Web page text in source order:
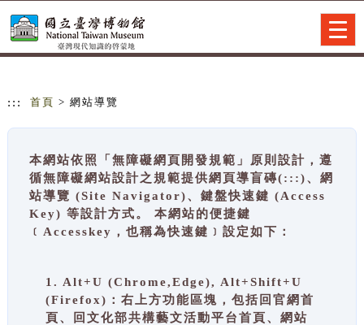
::: 首頁 > 網站導覽
本網站依照「無障礙網頁開發規範」原則設計，遵
循無障礙網站設計之規範提供網頁導盲磚(:::)、網
站導覽 (Site Navigator)、鍵盤快速鍵 (Access
Key) 等設計方式。 本網站的便捷鍵
﹝Accesskey，也稱為快速鍵﹞設定如下：
1. Alt+U (Chrome,Edge), Alt+Shift+U
(Firefox)：右上方功能區塊，包括回官網首
頁、回文化部共構藝文活動平台首頁、網站